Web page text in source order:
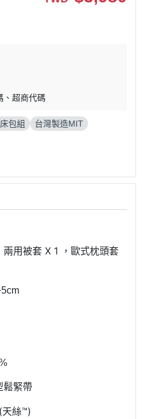
超商代碼
包組 台灣製造MIT
兩用被套 X 1 ，歐式枕頭套
鬆緊帶
天絲™)